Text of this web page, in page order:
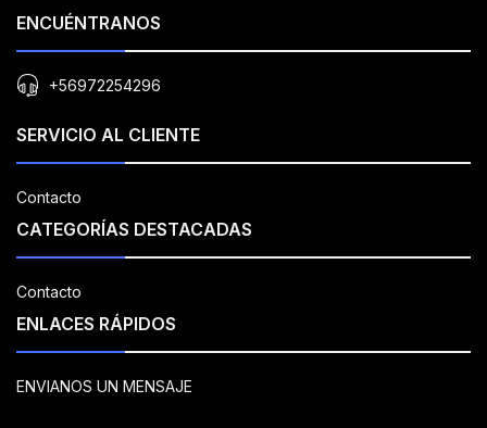
ENCUÉNTRANOS
+56972254296
SERVICIO AL CLIENTE
Contacto
CATEGORÍAS DESTACADAS
Contacto
ENLACES RÁPIDOS
ENVIANOS UN MENSAJE